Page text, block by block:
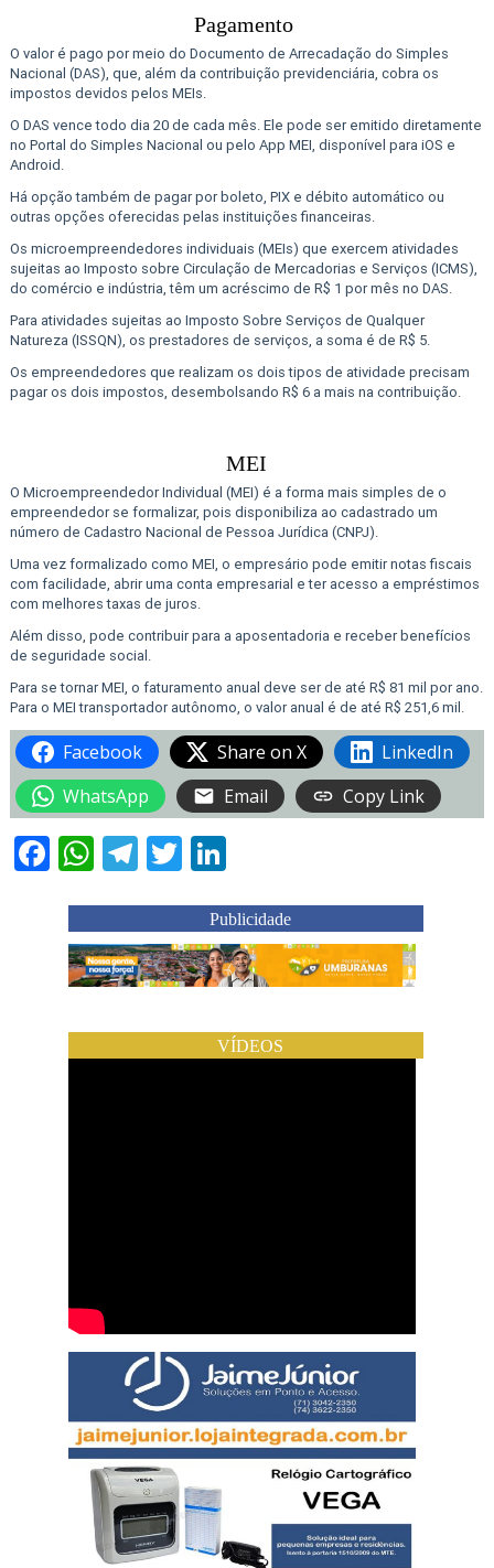
Pagamento
O valor é pago por meio do Documento de Arrecadação do Simples
Nacional (DAS), que, além da contribuição previdenciária, cobra os
impostos devidos pelos MEIs.
O DAS vence todo dia 20 de cada mês. Ele pode ser emitido diretamente
no Portal do Simples Nacional ou pelo App MEI, disponível para iOS e
Android.
Há opção também de pagar por boleto, PIX e débito automático ou
outras opções oferecidas pelas instituições financeiras.
Os microempreendedores individuais (MEIs) que exercem atividades
sujeitas ao Imposto sobre Circulação de Mercadorias e Serviços (ICMS),
do comércio e indústria, têm um acréscimo de R$ 1 por mês no DAS.
Para atividades sujeitas ao Imposto Sobre Serviços de Qualquer
Natureza (ISSQN), os prestadores de serviços, a soma é de R$ 5.
Os empreendedores que realizam os dois tipos de atividade precisam
pagar os dois impostos, desembolsando R$ 6 a mais na contribuição.
MEI
O Microempreendedor Individual (MEI) é a forma mais simples de o
empreendedor se formalizar, pois disponibiliza ao cadastrado um
número de Cadastro Nacional de Pessoa Jurídica (CNPJ).
Uma vez formalizado como MEI, o empresário pode emitir notas fiscais
com facilidade, abrir uma conta empresarial e ter acesso a empréstimos
com melhores taxas de juros.
Além disso, pode contribuir para a aposentadoria e receber benefícios
de seguridade social.
Para se tornar MEI, o faturamento anual deve ser de até R$ 81 mil por ano.
Para o MEI transportador autônomo, o valor anual é de até R$ 251,6 mil.
Facebook Share on X
LinkedIn
WhatsApp
Email Copy Link
Facebook
WhatsApp
Telegram
Twitter
LinkedIn
Publicidade
VÍDEOS